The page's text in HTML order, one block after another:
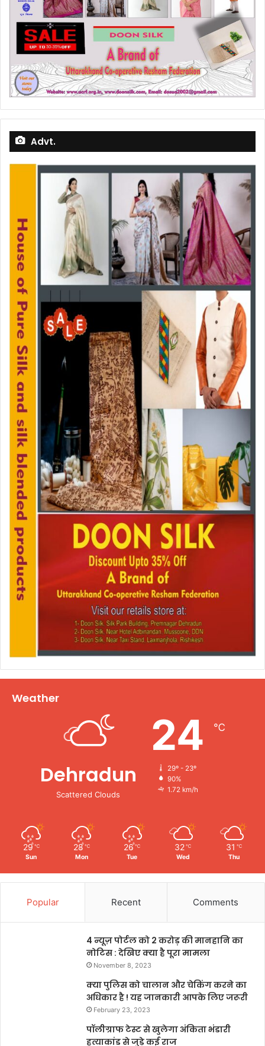
Advt.
Weather
Dehradun
Scattered Clouds
24 ℃
29º - 23º
90%
1.72 km/h
29 ℃
Sun
28 ℃
Mon
26 ℃
Tue
32 ℃
Wed
31 ℃
Thu
Popular Recent Comments
4 न्यूज़ पोर्टल को 2 करोड़ की मानहानि का
नोटिस : देखिए क्या है पूरा मामला
November 8, 2023
क्या पुलिस को चालान और चेकिंग करने का
अधिकार है ! यह जानकारी आपके लिए जरूरी
February 23, 2023
पॉलीग्राफ टेस्ट से खुलेगा अंकिता भंडारी
हत्याकांड से जुड़े कई राज